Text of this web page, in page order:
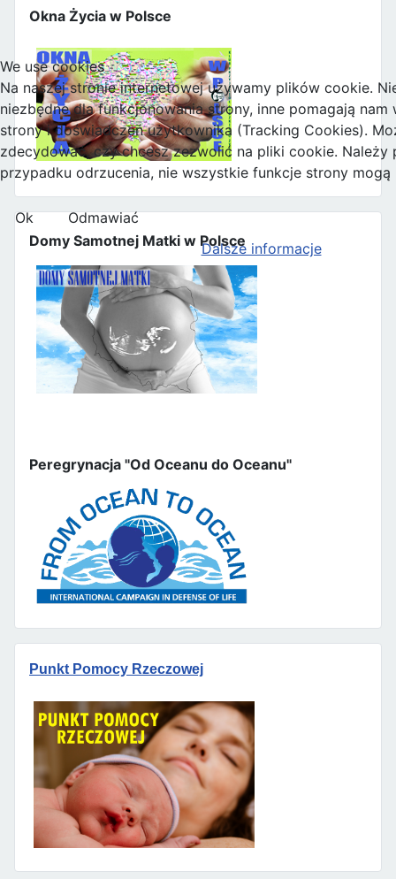
Okna Życia w Polsce
Domy Samotnej Matki w Polsce
Peregrynacja "Od Oceanu do Oceanu"
Punkt Pomocy Rzeczowej
We use cookies
Na naszej stronie internetowej używamy plików cookie.
niezbędne dla funkcjonowania strony, inne pomagają nam
strony i doświadczeń użytkownika (Tracking Cookies).
zdecydować, czy chcesz zezwolić na pliki cookie. Należy
przypadku odrzucenia, nie wszystkie funkcje strony
Ok
Odmawiać
Dalsze informacje